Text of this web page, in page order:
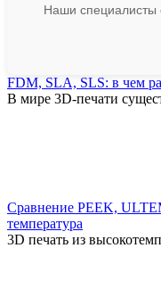
Наши специалисты
FDM, SLA, SLS: в чем
В мире 3D-печати
Сравнение PEEK,
температура
3D печать из